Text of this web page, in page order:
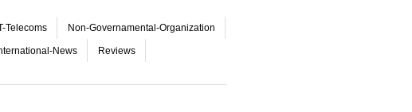
Telecoms Non-Governamental-Organization
News Reviews